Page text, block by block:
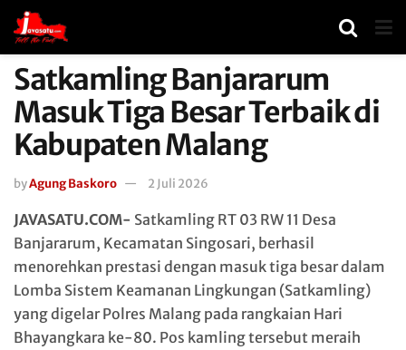
Satkamling Banjararum
Masuk Tiga Besar Terbaik di
Kabupaten Malang
byAgung Baskoro 2 Juli 2026
JAVASATU.COM- Satkamling RT 03 RW 11 Desa
Banjararum, Kecamatan Singosari, berhasil
menorehkan prestasi dengan masuk tiga besar dalam
Lomba Sistem Keamanan Lingkungan (Satkamling)
yang digelar Polres Malang pada rangkaian Hari
Bhayangkara ke-80. Pos kamling tersebut meraih